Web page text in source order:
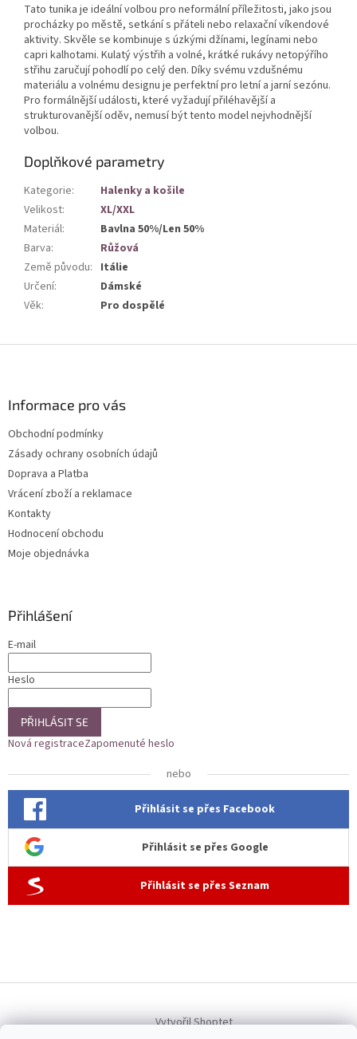
Tato tunika je ideální volbou pro neformální příležitosti, jako jsou
procházky po městě, setkání s přáteli nebo relaxační víkendové
aktivity. Skvěle se kombinuje s úzkými džínami, legínami nebo
capri kalhotami. Kulatý výstřih a volné, krátké rukávy netopýřího
střihu zaručují pohodlí po celý den. Díky svému vzdušnému
materiálu a volnému designu je perfektní pro letní a jarní sezónu.
Pro formálnější události, které vyžadují přiléhavější a
strukturovanější oděv, nemusí být tento model nejvhodnější
volbou.
Doplňkové parametry
Kategorie:
Halenky a košile
Velikost:
XL/XXL
Materiál:
Bavlna 50%/Len 50%
Barva:
Růžová
Země původu: Itálie
Určení:
Dámské
Věk: Pro dospělé
Informace pro vás
Obchodní podmínky
Zásady ochrany osobních údajů
Doprava a Platba
Vrácení zboží a reklamace
Kontakty
Hodnocení obchodu
Moje objednávka
Přihlášení
E-mail
Heslo
PŘIHLÁSIT SE
Nová registraceZapomenuté heslo
nebo
Přihlásit se přes Facebook
Přihlásit se přes Google
Přihlásit se přes Seznam
Vytvořil Shoptet